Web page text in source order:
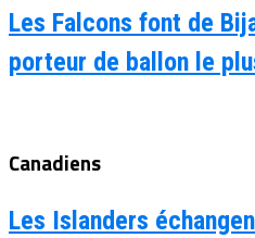
Les Falcons font de
porteur de ballon le
Canadiens
Les Islanders